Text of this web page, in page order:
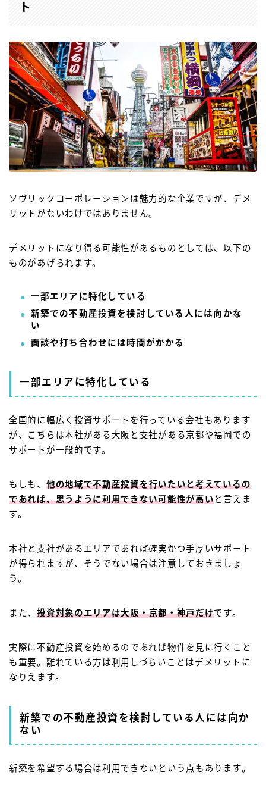
ト
ソヴリックコーポレーションは魅力的な企業ですが、デメ
リットがないわけではありません。
デメリットになり得る可能性があるものとしては、以下の
ものがあげられます。
一部エリアに特化している
新築での不動産投資を検討している人には向かな
い
面談や打ち合わせには時間がかかる
一部エリアに特化している
全国的に幅広く投資サポートを行っている会社もあります
が、こちらは本社がある大阪と支社がある京都や福岡での
サポートが一般的です。
もしも、 他の地域で不動産投資を行いたいと考えているの
であれば、思うように利用できない可能性が高いと言えま
す。
本社と支社があるエリアであれば確実かつ手厚いサポート
が得られますが、そうでない場合は注意しておきましょ
う。
また、投資対象のエリアは大阪・京都・神戸だけです。
実際に不動産投資を始めるのであれば物件を見に行くこと
も重要。離れている方は利用しづらいことはデメリットに
なりえます。
新築での不動産投資を検討している人には向か
ない
新築を希望する場合は利用できないという点もあります。